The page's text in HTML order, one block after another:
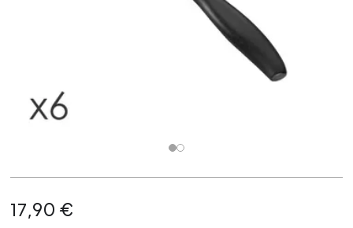
17,90 €